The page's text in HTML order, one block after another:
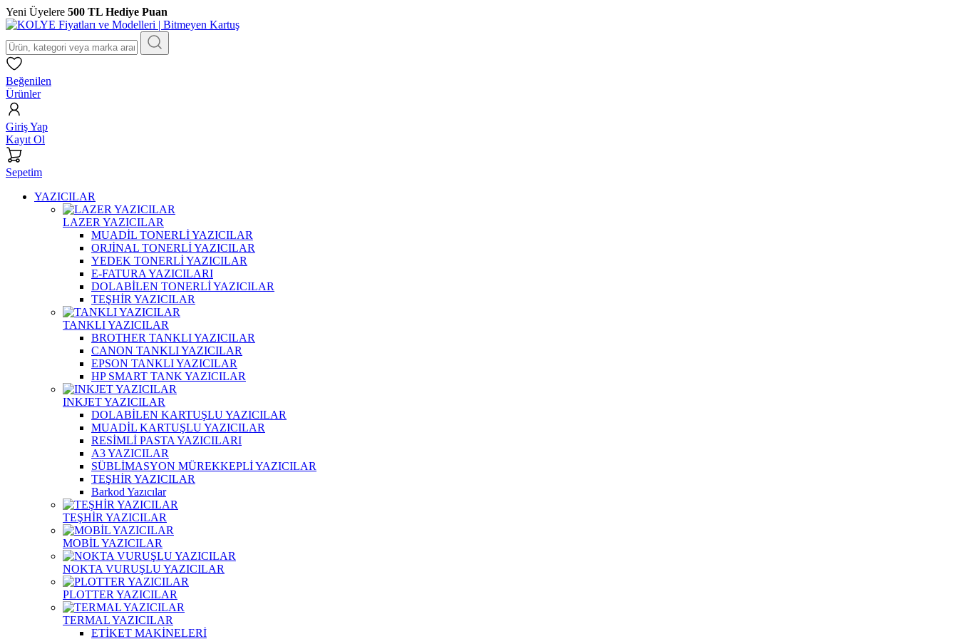
Yeni Üyelere 500 TL Hediye Puan
Beğenilen
Ürünler
Giriş Yap
Kayıt Ol
Sepetim
YAZICILAR
LAZER YAZICILAR
MUADİL TONERLİ YAZICILAR
ORJİNAL TONERLİ YAZICILAR
YEDEK TONERLİ YAZICILAR
E-FATURA YAZICILARI
DOLABİLEN TONERLİ YAZICILAR
TEŞHİR YAZICILAR
TANKLI YAZICILAR
BROTHER TANKLI YAZICILAR
CANON TANKLI YAZICILAR
EPSON TANKLI YAZICILAR
HP SMART TANK YAZICILAR
INKJET YAZICILAR
DOLABİLEN KARTUŞLU YAZICILAR
MUADİL KARTUŞLU YAZICILAR
RESİMLİ PASTA YAZICILARI
A3 YAZICILAR
SÜBLİMASYON MÜREKKEPLİ YAZICILAR
TEŞHİR YAZICILAR
Barkod Yazıcılar
TEŞHİR YAZICILAR
MOBİL YAZICILAR
NOKTA VURUŞLU YAZICILAR
PLOTTER YAZICILAR
TERMAL YAZICILAR
ETİKET MAKİNELERİ